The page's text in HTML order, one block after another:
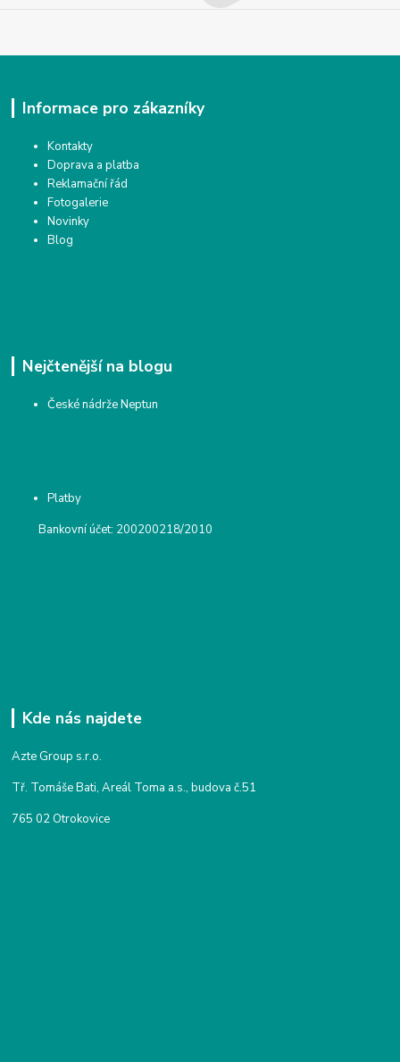
Informace pro zákazníky
Kontakty
Doprava a platba
Reklamační řád
Fotogalerie
Novinky
Blog
Nejčtenější na blogu
České nádrže Neptun
Platby
Bankovní účet: 200200218/2010
Kde nás najdete
Azte Group s.r.o.
Tř. Tomáše Bati, Areál Toma a.s., budova č.51
765 02 Otrokovice